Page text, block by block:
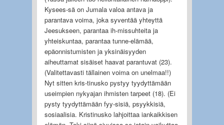
Kysees-sä on Jumala valoa antava ja
parantava voima, joka syventää yhteyttä
Jeesukseen, parantaa ih-missuhteita ja
yhteiskuntaa, parantaa tunne-elämää,
epäonnistumisten ja yksinäisyyden
aiheuttamat sisäiset haavat parantuvat (23).
(Valitettavasti tällainen voima on unelmaa!!)
Nyt sitten kris-tinusko pystyy tyydyttämään
useimpien nykyajan ihmisten tarpeet (18). (Ei
pysty tyydyttämään fyy-sisiä, psyykkisiä,
sosiaalisia. Kristinusko lahjoittaa iankaikkisen